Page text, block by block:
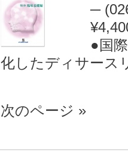
─
●国
化したディサース
次のページ »